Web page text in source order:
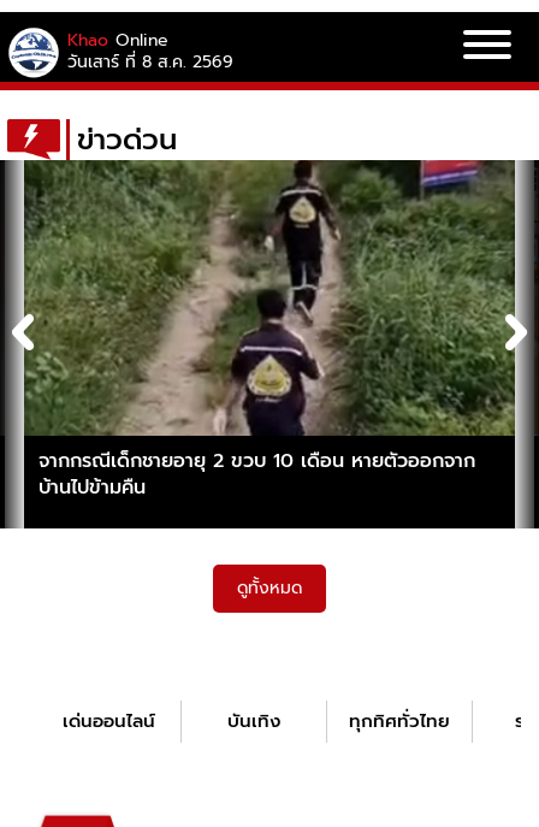
Khao Online
วันเสาร์ ที่ 8 ส.ค. 2569
ข่าวด่วน
จากกรณีเด็กชายอายุ 2 ขวบ 10 เดือน หายตัวออกจาก
บ้านไปข้ามคืน
ดูทั้งหมด
เด่นออนไลน์ บันเทิง ทุกทิศทั่วไทย ร